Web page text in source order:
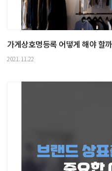
가게상호명등록 어떻게 해야 할까
2021.11.22